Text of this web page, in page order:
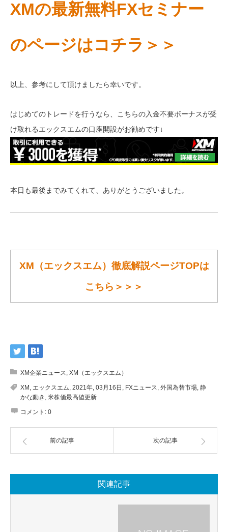
XMの最新無料FXセミナー
のページはコチラ＞＞
以上、参考にして頂けましたら幸いです。
はじめてのトレードを行うなら、こちらの入金不要ボーナスが受
け取れるエックスエムの口座開設がお勧めです↓
本日も最後までみてくれて、ありがとうございました。
XM（エックスエム）徹底解説ページTOPは
こちら＞＞＞
XM企業ニュース, XM（エックスエム）
XM , エックスエム, 2021年, 03月16日 , FXニュース, 外国為替市場, 静
かな動き , 米株価最高値更新
コメント: 0
前の記事 次の記事
関連記事